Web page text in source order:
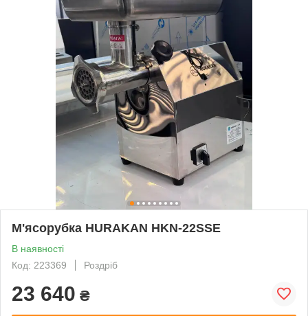
М'ясорубка HURAKAN HKN-22SSE
В наявності
Код: 223369
Роздріб
23 640 ₴